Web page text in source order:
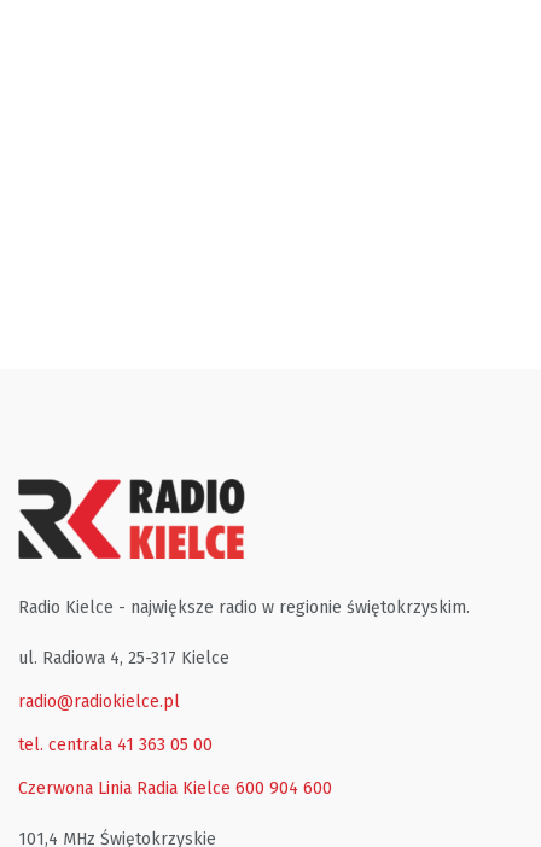
Radio Kielce - największe radio w regionie świętokrzyskim.
ul. Radiowa 4, 25-317 Kielce
radio@radiokielce.pl
tel. centrala 41 363 05 00
Czerwona Linia Radia Kielce 600 904 600
101,4 MHz Świętokrzyskie